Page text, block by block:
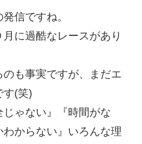
信ですね。
に過酷なレースがあり
も事実ですが、まだエ
す(笑)
じゃない』『時間がな
からない』いろんな理